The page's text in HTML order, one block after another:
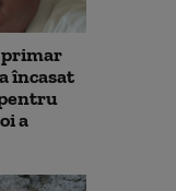
încasat
a